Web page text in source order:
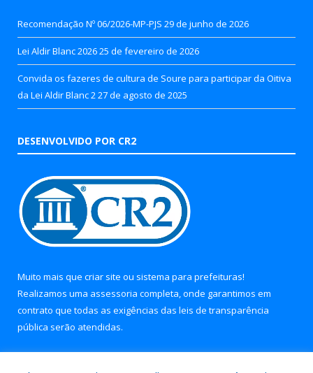
Recomendação Nº 06/2026-MP-PJS 29 de junho de 2026
Lei Aldir Blanc 202625 de fevereiro de 2026
Convida os fazeres de cultura de Soure para participar da Oitiva
da Lei Aldir Blanc 2 27 de agosto de 2025
DESENVOLVIDO POR CR2
Muito mais que criar site ou sistema para prefeituras!
Realizamos uma assessoria completa, onde garantimos em
contrato que todas as exigências das leis de transparência
pública serão atendidas.